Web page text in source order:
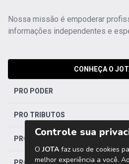
Nossa missão é empoderar
informações independentes e
CONHEÇA O
PRO PODER
PRO TRIBUTOS
PRO TRABALHISTA